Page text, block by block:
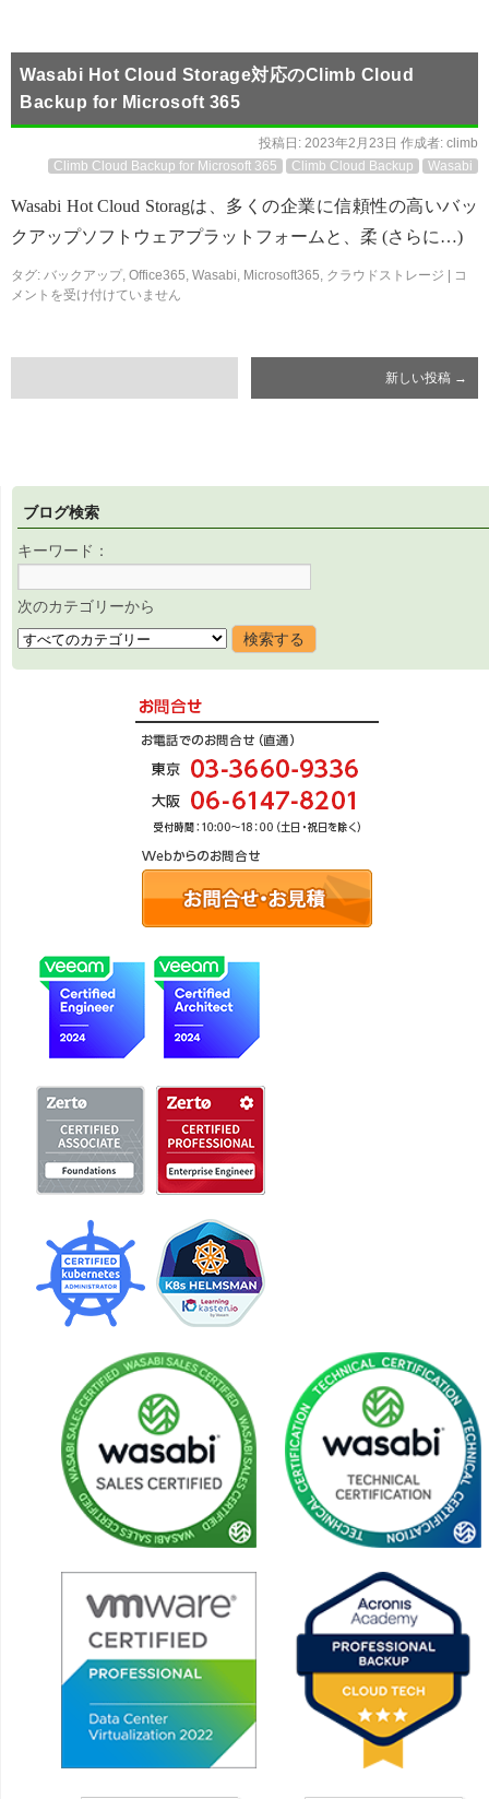
Wasabi Hot Cloud Storage対応のClimb Cloud
Backup for Microsoft 365
投稿日: 2023年2月23日 作成者: climb
Climb Cloud Backup for Microsoft 365
Climb Cloud Backup Wasabi
Wasabi Hot Cloud Storagは、多くの企業に信頼性の高いバッ
クアップソフトウェアプラットフォームと、柔 (さらに…)
タグ: バックアップ, Office365, Wasabi, Microsoft365, クラウドストレージ
コ
メントを受け付けていません
新しい投稿 →
ブログ検索
キーワード：
次のカテゴリーから